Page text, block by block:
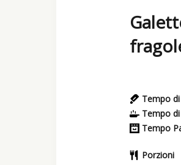
Tempo
Tempo
Tempo
Porzioni